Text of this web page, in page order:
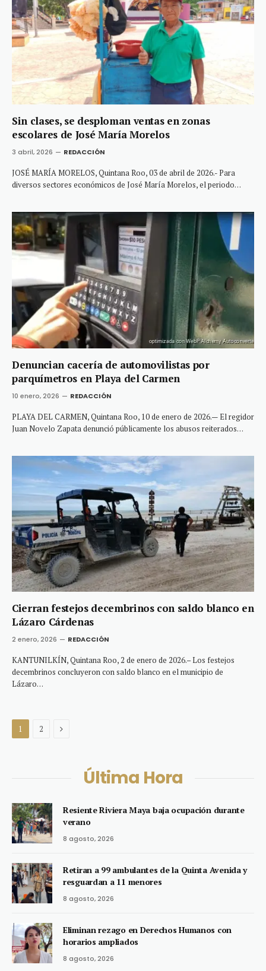
Sin clases, se desploman ventas en zonas
escolares de José María Morelos
3 abril, 2026 REDACCIÓN
JOSÉ MARÍA MORELOS, Quintana Roo, 03 de abril de 2026.- Para
diversos sectores económicos de José María Morelos, el periodo…
Denuncian cacería de automovilistas por
parquímetros en Playa del Carmen
10 enero, 2026 REDACCIÓN
PLAYA DEL CARMEN, Quintana Roo, 10 de enero de 2026.— El regidor
Juan Novelo Zapata denunció públicamente los abusos reiterados…
Cierran festejos decembrinos con saldo blanco en
Lázaro Cárdenas
2 enero, 2026 REDACCIÓN
KANTUNILKÍN, Quintana Roo, 2 de enero de 2026.– Los festejos
decembrinos concluyeron con saldo blanco en el municipio de
Lázaro…
1 2 Next
Última Hora
Resiente Riviera Maya baja ocupación durante
verano
8 agosto, 2026
Retiran a 99 ambulantes de la Quinta Avenida y
resguardan a 11 menores
8 agosto, 2026
Eliminan rezago en Derechos Humanos con
horarios ampliados
8 agosto, 2026